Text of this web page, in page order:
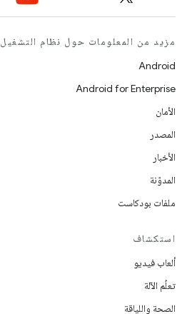
مزيد من المعلومات حول نظام التشغيل ANDROID
Android
Android for Enterprise
الأمان
المصدر
الأخبار
المدوّنة
ملفات بودكاست
استكشاف
ألعاب فيديو
تعلُم الآلة
الصحة واللياقة